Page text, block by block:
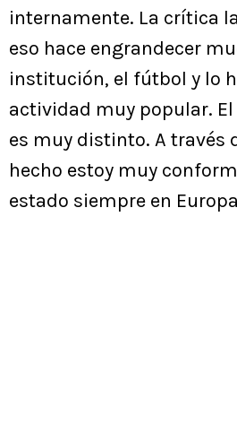
internamente. La crítica
eso hace engrandecer
institución, el fútbol y lo
actividad muy popular.
es muy distinto. A través
hecho estoy muy
estado siempre en